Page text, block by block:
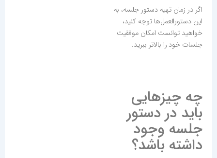
اگر در زمان تهیه دستور جلسه، به
این دستورالعمل‌ها توجه کنید،
خواهید توانست امکان موفقیت
جلسات خود را بالاتر ببرید.
چه چیزهایی
باید در دستور
جلسه وجود
داشته باشد؟